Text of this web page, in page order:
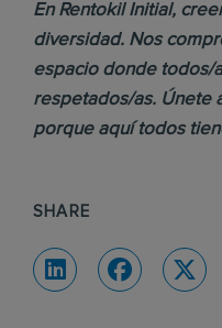
En Rentokil Initial,
diversidad. Nos
espacio donde todos/
respetados/as. Únete
porque aquí todos
SHARE